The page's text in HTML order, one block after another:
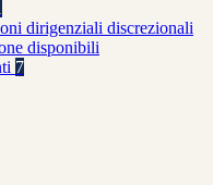
dirigenziali discrezionali
disponibili
7